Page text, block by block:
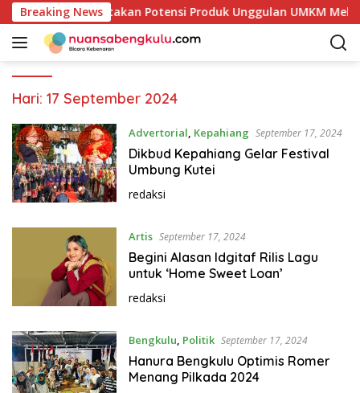
a
Breaking News
Kaur Mulai Petakan Potensi Produk Unggulan UMKM
Hari: 17 September 2024
Advertorial, Kepahiang September 17, 2024
Dikbud Kepahiang Gelar Festival
Umbung Kutei
redaksi
Artis September 17, 2024
Begini Alasan Idgitaf Rilis Lagu
untuk ‘Home Sweet Loan’
redaksi
Bengkulu, Politik September 17, 2024
Hanura Bengkulu Optimis Romer
Menang Pilkada 2024